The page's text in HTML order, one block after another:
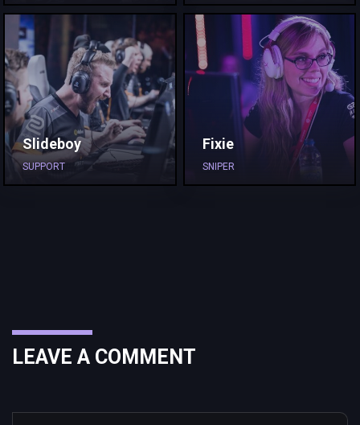
Slideboy
SUPPORT
Fixie
SNIPER
LEAVE A COMMENT